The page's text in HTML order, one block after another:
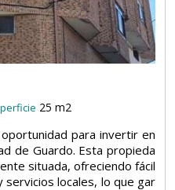
25 m2
para invertir en
de Guardo. Esta propieda
situada, ofreciendo fácil
servicios locales, lo que gar